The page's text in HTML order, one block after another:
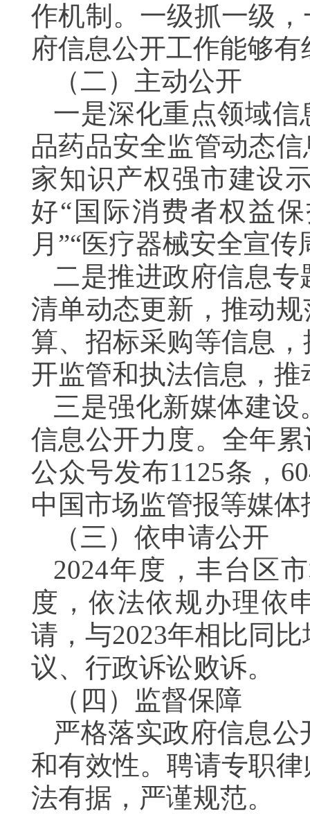
作机制。一级抓一级
府信息公开工作能
（二）主动公开
一是深化重点领域
品药品安全监管动态
家知识产权强市建设
好“国际消费者权益
月”“医疗器械安全
二是推进政府信息
清单动态更新，推动
算、招标采购等信息
开监管和执法信息
三是强化新媒体建
信息公开力度。全年
公众号发布1125条，
中国市场监管报等
（三）依申请公
2024年度，丰台区
度，依法依规办理依
请，与2023年相比同
议、行政诉讼败诉
（四）监督保障
严格落实政府信息
和有效性。聘请专职
法有据，严谨规范